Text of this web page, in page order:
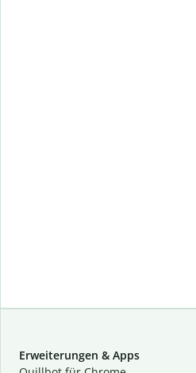
Erweiterungen & Apps